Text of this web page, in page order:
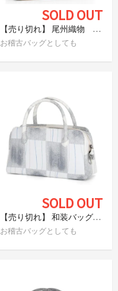
SOLD OUT
【売り切れ】 尾州織物 日本製 和装バッグ 縞
お稽古バッグとしても
SOLD OUT
【売り切れ】 和装バッグ 市松によろけ縞
お稽古バッグとしても